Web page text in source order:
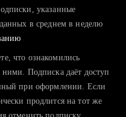
и вручную поднимаете
и оценить шансы
указанные
в среднем в неделю
что ознакомились
Подписка даёт доступ
при оформлении. Если
продлится на тот же